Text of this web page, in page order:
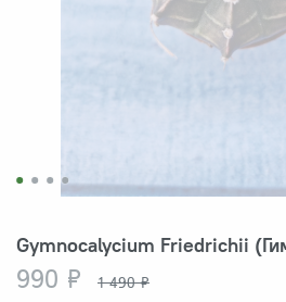
Gymnocalycium Friedrichii
990 ₽ 1 490 ₽